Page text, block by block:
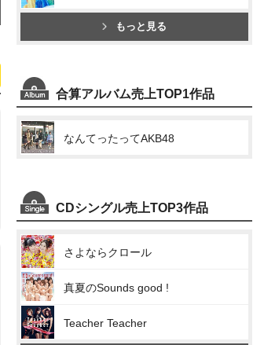
もっと見る
合算アルバム売上TOP1作品
なんてったってAKB48
CDシングル売上TOP3作品
さよならクロール
真夏のSounds good !
Teacher Teacher